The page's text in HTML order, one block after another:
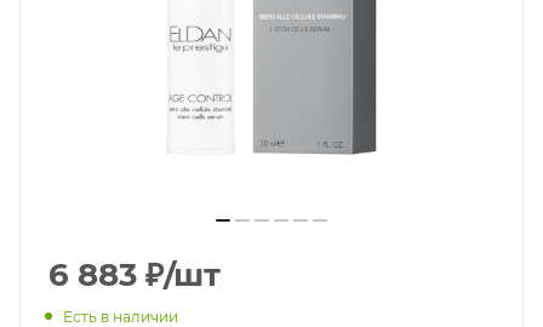
6 883 ₽/шт
Есть в наличии